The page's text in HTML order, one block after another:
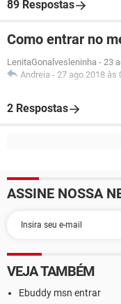
89 Respostas
Como entrar no
LenitaGonalvesleninha - 23
Andreia - 27 ago 2018 às
2 Respostas
ASSINE NOSSA
VEJA TAMBÉM
Ebuddy msn entrar